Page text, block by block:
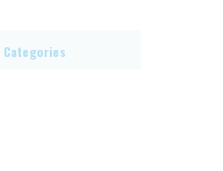
Categories